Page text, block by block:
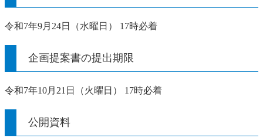
令和7年9月24日（水曜日） 17時必着
企画提案書の提出期限
令和7年10月21日（火曜日） 17時必着
公開資料